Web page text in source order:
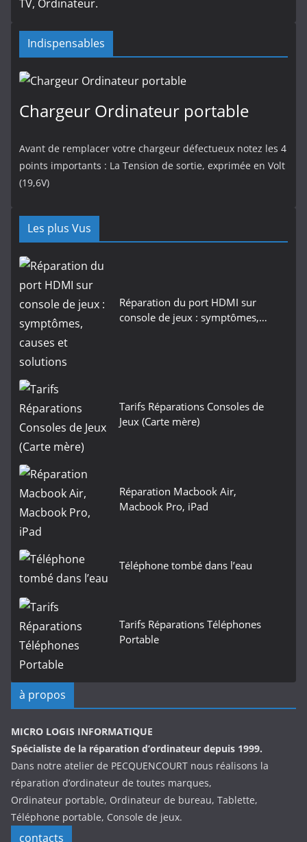
Indispensables
Chargeur Ordinateur portable
Avant de remplacer votre chargeur défectueux notez les 4
points importants : La Tension de sortie, exprimée en Volt
(19,6V)
Les plus Vus
Réparation du port HDMI sur
console de jeux : symptômes,…
Tarifs Réparations Consoles de
Jeux (Carte mère)
Réparation Macbook Air,
Macbook Pro, iPad
Téléphone tombé dans l’eau
Tarifs Réparations Téléphones
Portable
à propos
MICRO LOGIS INFORMATIQUE
Spécialiste de la réparation d’ordinateur depuis 1999.
Dans notre atelier de PECQUENCOURT nous réalisons la
réparation d’ordinateur de toutes marques,
Ordinateur portable, Ordinateur de bureau, Tablette,
Téléphone portable, Console de jeux.
contacts